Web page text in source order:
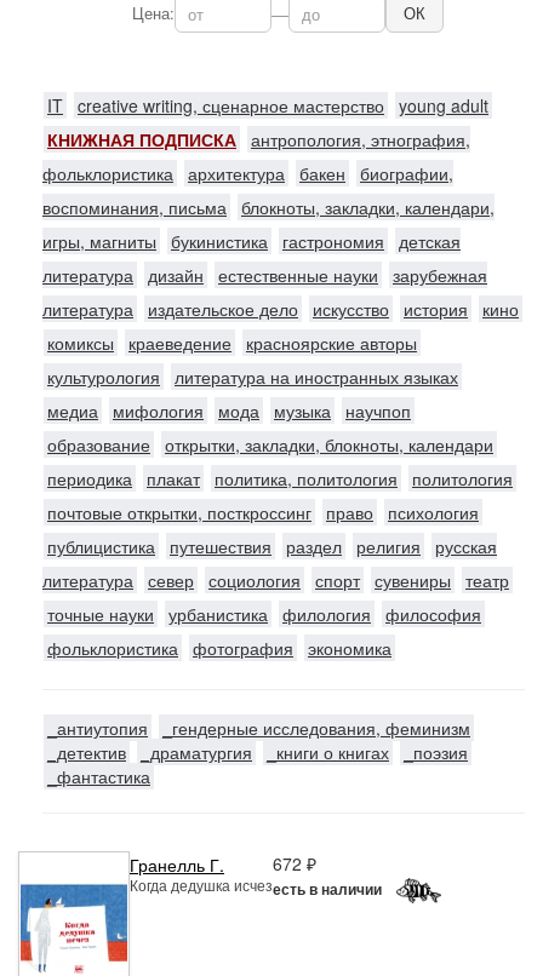
Цена:
— ОК
IT creative writing, сценарное мастерство young adult
КНИЖНАЯ ПОДПИСКА антропология, этнография,
фольклористика архитектура бакен
биографии,
воспоминания, письма блокноты, закладки, календари,
игры, магниты
букинистика гастрономия
детская
литература дизайн естественные науки
зарубежная
литература
издательское дело искусство история
кино
комиксы
краеведение
красноярские авторы
культурология
литература на иностранных языках
медиа
мифология мода музыка
научпоп
образование открытки, закладки, блокноты, календари
периодика
плакат политика, политология
политология
почтовые открытки, посткроссинг
право
психология
публицистика
путешествия раздел религия
русская
литература север социология спорт сувениры
театр
точные науки
урбанистика филология
философия
фольклористика фотография экономика
_антиутопия
_гендерные исследования, феминизм
_детектив
_драматургия _книги о книгах
_поэзия
_фантастика
Гранелль Г.
Когда дедушка исчез
672 ₽
есть в наличии